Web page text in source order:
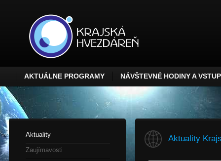
AKTUÁLNE PROGRAMY NÁVŠTEVNÉ HODINY A
Aktuality
Zaujímavosti
Aktuality